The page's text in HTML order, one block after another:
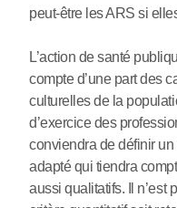
peut-être les ARS si
L’action de santé
compte d’une part des
culturelles de la
d’exercice des
conviendra de définir
adapté qui tiendra
aussi qualitatifs. Il n’est